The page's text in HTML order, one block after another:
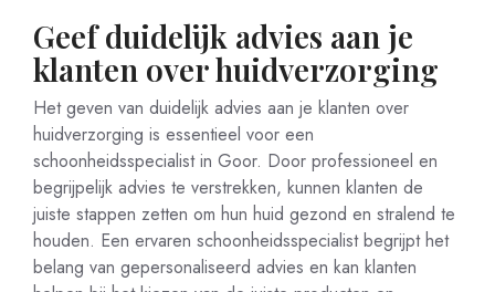
Geef duidelijk advies aan je
klanten over huidverzorging
Het geven van duidelijk advies aan je klanten over
huidverzorging is essentieel voor een
schoonheidsspecialist in Goor. Door professioneel en
begrijpelijk advies te verstrekken, kunnen klanten de
juiste stappen zetten om hun huid gezond en stralend te
houden. Een ervaren schoonheidsspecialist begrijpt het
belang van gepersonaliseerd advies en kan klanten